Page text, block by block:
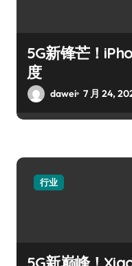
5G新锋芒！
度
dawei 7 月 24,
行业